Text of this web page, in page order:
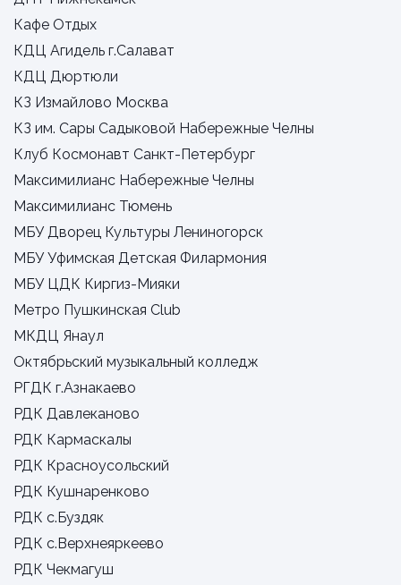
Кафе Отдых
КДЦ Агидель г.Салават
КДЦ Дюртюли
КЗ Измайлово Москва
КЗ им. Сары Садыковой Набережные Челны
Клуб Космонавт Санкт-Петербург
Максимилианс Набережные Челны
Максимилианс Тюмень
МБУ Дворец Культуры Лениногорск
МБУ Уфимская Детская Филармония
МБУ ЦДК Киргиз-Мияки
Метро Пушкинская Club
МКДЦ Янаул
Октябрьский музыкальный колледж
РГДК г.Азнакаево
РДК Давлеканово
РДК Кармаскалы
РДК Красноусольский
РДК Кушнаренково
РДК с.Буздяк
РДК с.Верхнеяркеево
РДК Чекмагуш